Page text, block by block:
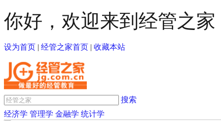
你好，欢迎来到经管之家
设为首页 | 经管之家首页 | 收藏本站
搜索
经济学 管理学 金融学 统计学